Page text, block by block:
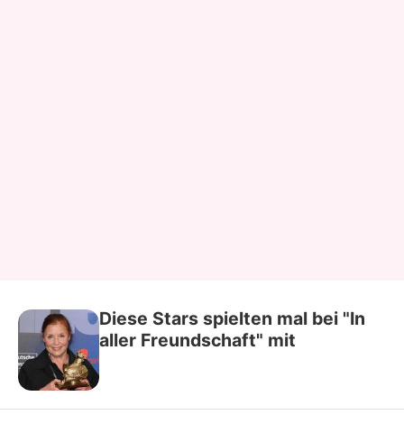
Diese Stars spielten mal bei "In
aller Freundschaft" mit